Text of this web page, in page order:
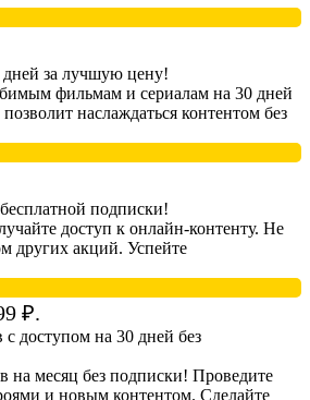
за лучшую цену!
фильмам и сериалам на 30 дней
наслаждаться контентом без
подписки!
доступ к онлайн-контенту. Не
других акций. Успейте
₽.
с доступом на 30 дней без
на месяц без подписки! Проведите
и новым контентом. Сделайте